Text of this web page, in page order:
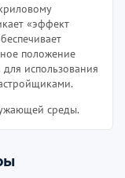
«эффект
положение
использования
среды.